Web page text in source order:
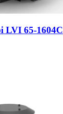
LVI 65-1604C